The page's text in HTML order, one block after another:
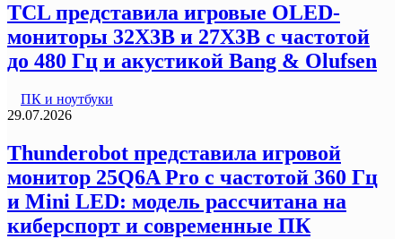
TCL представила игровые OLED-
мониторы 32X3B и 27X3B с частотой
до 480 Гц и акустикой Bang & Olufsen
ПК и ноутбуки
29.07.2026
Thunderobot представила игровой
монитор 25Q6A Pro с частотой 360 Гц
и Mini LED: модель рассчитана на
киберспорт и современные ПК